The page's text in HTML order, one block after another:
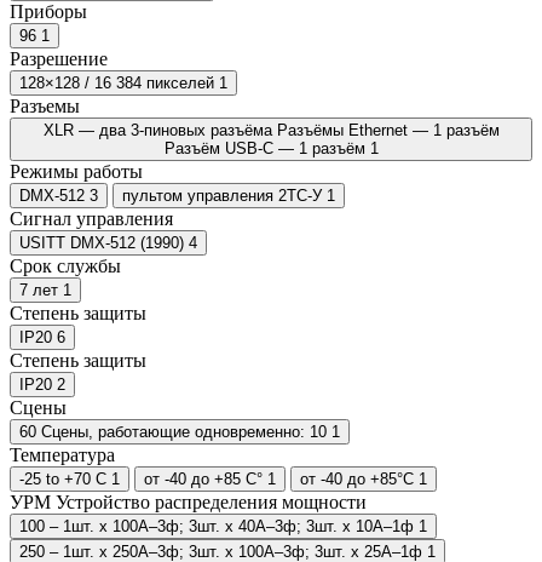
Приборы
96 1
Разрешение
128×128 / 16 384 пикселей 1
Разъемы
XLR — два 3-пиновых разъёма Разъёмы Ethernet — 1 разъём
Разъём USB-C — 1 разъём 1
Режимы работы
DMX-512 3 пультом управления 2ТС-У 1
Сигнал управления
USITT DMX-512 (1990) 4
Срок службы
7 лет 1
Степень защиты
IP20 6
Степень защиты
IP20 2
Сцены
60 Сцены, работающие одновременно: 10 1
Температура
-25 to +70 C 1 от -40 до +85 C° 1 от -40 до +85°C 1
УРМ Устройство распределения мощности
100 – 1шт. x 100А–3ф; 3шт. x 40А–3ф; 3шт. x 10А–1ф 1
250 – 1шт. x 250А–3ф; 3шт. x 100А–3ф; 3шт. x 25А–1ф 1